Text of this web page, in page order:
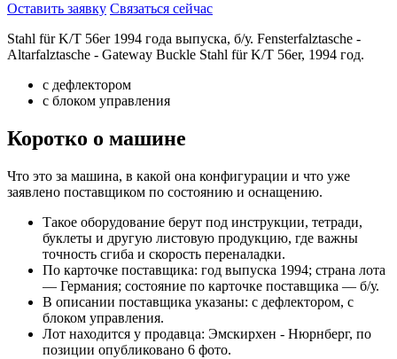
Оставить заявку Связаться сейчас
Stahl für K/T 56er 1994 года выпуска, б/у. Fensterfalztasche -
Altarfalztasche - Gateway Buckle Stahl für K/T 56er, 1994 год.
с дефлектором
с блоком управления
Коротко о машине
Что это за машина, в какой она конфигурации и что уже
заявлено поставщиком по состоянию и оснащению.
Такое оборудование берут под инструкции, тетради,
буклеты и другую листовую продукцию, где важны
точность сгиба и скорость переналадки.
По карточке поставщика: год выпуска 1994; страна лота
— Германия; состояние по карточке поставщика — б/у.
В описании поставщика указаны: с дефлектором, с
блоком управления.
Лот находится у продавца: Эмскирхен - Нюрнберг, по
позиции опубликовано 6 фото.